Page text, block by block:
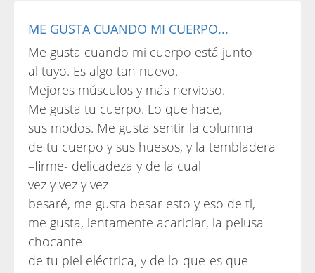
ME GUSTA CUANDO MI CUERPO...
Me gusta cuando mi cuerpo está junto
al tuyo. Es algo tan nuevo.
Mejores músculos y más nervioso.
Me gusta tu cuerpo. Lo que hace,
sus modos. Me gusta sentir la columna
de tu cuerpo y sus huesos, y la tembladera
–firme- delicadeza y de la cual
vez y vez y vez
besaré, me gusta besar esto y eso de ti,
me gusta, lentamente acariciar, la pelusa
chocante
de tu piel eléctrica, y de lo-que-es que